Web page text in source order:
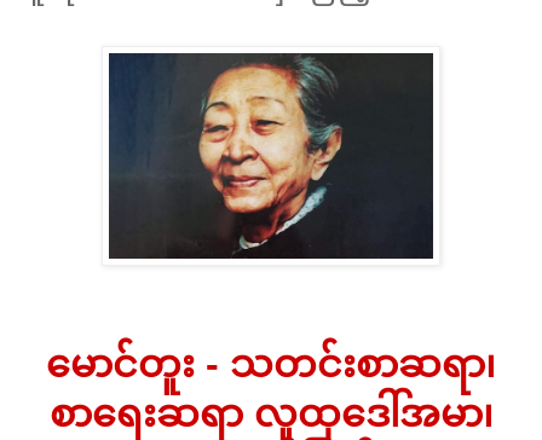
မောင်တူး - သတင်းစာဆရာ၊
စာရေးဆရာ လူထုဒေါ်အမာ၊